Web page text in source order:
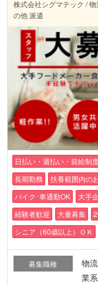
株式会社シグマテック /
の他 派遣
日払い・週払い・前給制
長期勤務
扶養範囲内の
バイク･車通勤OK
大手
経験者歓迎
大量募集
シニア（60歳以上）ＯＫ
募集職種
物
業